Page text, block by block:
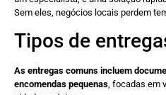
Sem eles, negócios locais perdem
Tipos de
As entregas comuns incluem
encomendas pequenas, focadas em